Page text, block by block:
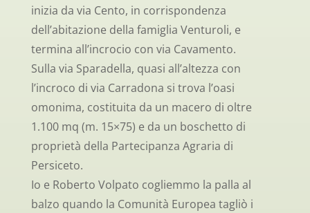
inizia da via Cento, in corrispondenza
dell’abitazione della famiglia Venturoli, e
termina all’incrocio con via Cavamento.
Sulla via Sparadella, quasi all’altezza con
l’incroco di via Carradona si trova l’oasi
omonima, costituita da un macero di oltre
1.100 mq (m. 15×75) e da un boschetto di
proprietà della Partecipanza Agraria di
Persiceto.
Io e Roberto Volpato cogliemmo la palla al
balzo quando la Comunità Europea tagliò i